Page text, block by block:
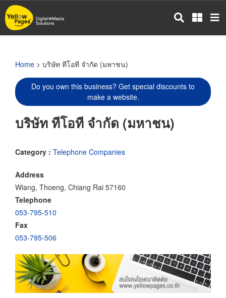
Skip
to
main
Home > บริษัท ทีโอที จำกัด (มหาชน)
Do you own this business? Get special discounts to
make a website.
บริษัท ทีโอที จำกัด (มหาชน)
Category : Telephone Companies
Address
Wiang, Thoeng, Chiang Rai 57160
Telephone
053-795-510
Fax
053-795-506